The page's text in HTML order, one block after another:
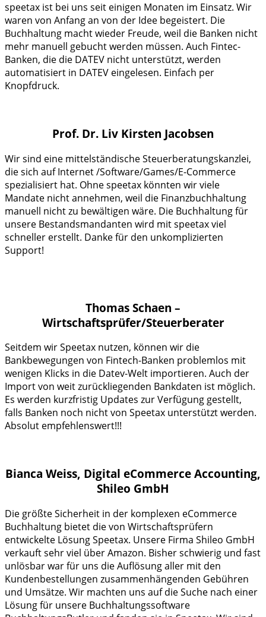
speetax ist bei uns seit einigen Monaten im Einsatz. Wir
waren von Anfang an von der Idee begeistert. Die
Buchhaltung macht wieder Freude, weil die Banken nicht
mehr manuell gebucht werden müssen. Auch Fintec-
Banken, die die DATEV nicht unterstützt, werden
automatisiert in DATEV eingelesen. Einfach per
Knopfdruck.
Prof. Dr. Liv Kirsten Jacobsen
Wir sind eine mittelständische Steuerberatungskanzlei,
die sich auf Internet /Software/Games/E-Commerce
spezialisiert hat. Ohne speetax könnten wir viele
Mandate nicht annehmen, weil die Finanzbuchhaltung
manuell nicht zu bewältigen wäre. Die Buchhaltung für
unsere Bestandsmandanten wird mit speetax viel
schneller erstellt. Danke für den unkomplizierten
Support!
Thomas Schaen –
Wirtschaftsprüfer/Steuerberater
Seitdem wir Speetax nutzen, können wir die
Bankbewegungen von Fintech-Banken problemlos mit
wenigen Klicks in die Datev-Welt importieren. Auch der
Import von weit zurückliegenden Bankdaten ist möglich.
Es werden kurzfristig Updates zur Verfügung gestellt,
falls Banken noch nicht von Speetax unterstützt werden.
Absolut empfehlenswert!!!
Bianca Weiss, Digital eCommerce Accounting,
Shileo GmbH
Die größte Sicherheit in der komplexen eCommerce
Buchhaltung bietet die von Wirtschaftsprüfern
entwickelte Lösung Speetax. Unsere Firma Shileo GmbH
verkauft sehr viel über Amazon. Bisher schwierig und fast
unlösbar war für uns die Auflösung aller mit den
Kundenbestellungen zusammenhängenden Gebühren
und Umsätze. Wir machten uns auf die Suche nach einer
Lösung für unsere Buchhaltungssoftware